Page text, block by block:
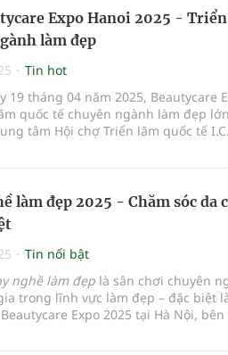
Expo Hanoi 2025 -
làm đẹp
Tin hot
19 tháng 04 năm 2025, Beautycare
quốc tế chuyên ngành làm đẹp
tâm Hội chợ Triển lãm quốc tế
làm đẹp 2025 - Chăm sóc da
Tin nổi bật
nghề làm đẹp là sân chơi chuyên
trong lĩnh vực làm đẹp – đặc biệt
Expo 2025 tại Hà Nội,